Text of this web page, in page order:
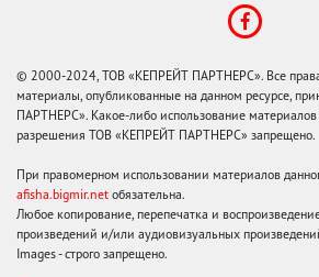
© 2000-2024, ТОВ «КЕПРЕЙТ ПАРТНЕРС». Все
материалы, опубликованные на данном ресурсе,
ПАРТНЕРС». Какое-либо использование материалов
разрешения ТОВ «КЕПРЕЙТ ПАРТНЕРС» запрещено.
При правомерном использовании материалов
afisha.bigmir.net обязательна.
Любое копирование, перепечатка и
произведений и/или аудиовизуальных
Images - строго запрещено.